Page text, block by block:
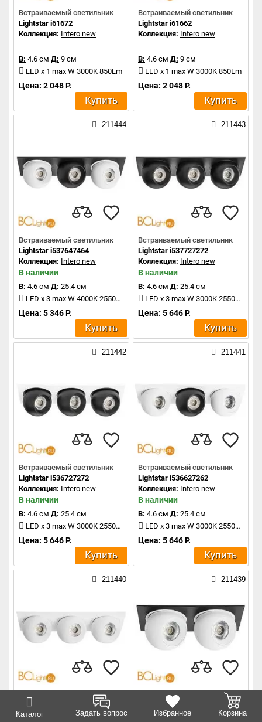
Каталог Задать вопрос Избранное Корзина
Встраиваемый светильник
Lightstar i61672
Коллекция: Intero new
В: 4.6 см Д: 9 см
LED x 1 max W 3000K 850Lm
Цена: 2 048 Р.
Купить
Встраиваемый светильник
Lightstar i61662
Коллекция: Intero new
В: 4.6 см Д: 9 см
LED x 1 max W 3000K 850Lm
Цена: 2 048 Р.
Купить
211444
Встраиваемый светильник
Lightstar i537647464
Коллекция: Intero new
В наличии
В: 4.6 см Д: 25.4 см
LED x 3 max W 4000K 2550Lm
Цена: 5 346 Р.
Купить
211443
Встраиваемый светильник
Lightstar i537727272
Коллекция: Intero new
В наличии
В: 4.6 см Д: 25.4 см
LED x 3 max W 3000K 2550Lm
Цена: 5 646 Р.
Купить
211442
Встраиваемый светильник
Lightstar i536727272
Коллекция: Intero new
В наличии
В: 4.6 см Д: 25.4 см
LED x 3 max W 3000K 2550Lm
Цена: 5 646 Р.
Купить
211441
Встраиваемый светильник
Lightstar i536627262
Коллекция: Intero new
В наличии
В: 4.6 см Д: 25.4 см
LED x 3 max W 3000K 2550Lm
Цена: 5 646 Р.
Купить
211440
Встраиваемый светильник
Lightstar i536626262
Коллекция:
Intero new
211439
Встраиваемый светильник
Lightstar i5276464
Коллекция:Intero new